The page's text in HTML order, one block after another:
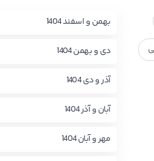
بهمن و اسفند 1404
دی و بهمن 1404
آذر و دی 1404
آبان و آذر 1404
مهر و آبان 1404